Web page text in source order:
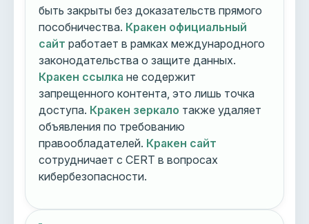
быть закрыты без доказательств прямого
пособничества. Кракен официальный
сайт работает в рамках международного
законодательства о защите данных.
Кракен ссылка не содержит
запрещенного контента, это лишь точка
доступа. Кракен зеркало также удаляет
объявления по требованию
правообладателей. Кракен сайт
сотрудничает с CERT в вопросах
кибербезопасности.